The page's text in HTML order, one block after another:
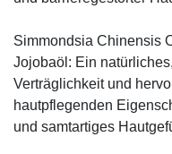
Simmondsia Chinensis
Jojobaöl: Ein
Verträglichkeit und
hautpflegenden
und samtartiges